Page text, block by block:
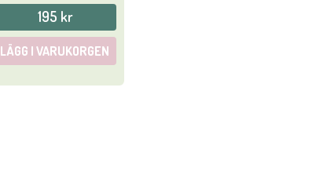
195 kr
LÄGG I VARUKORGEN